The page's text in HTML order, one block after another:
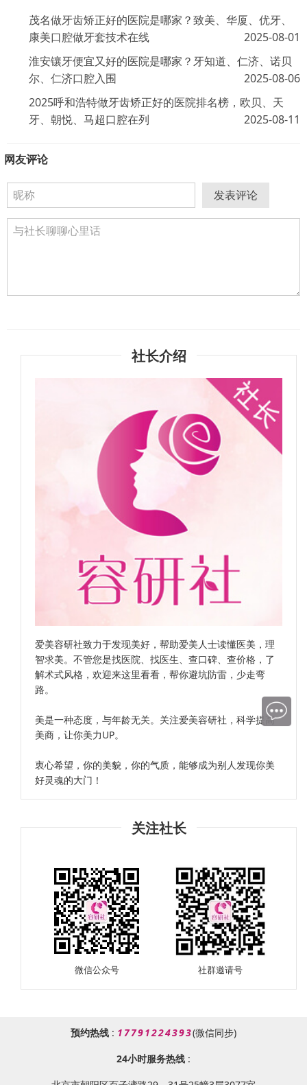
茂名做牙齿矫正好的医院是哪家？致美、华厦、优牙、
康美口腔做牙套技术在线
2025-08-01
淮安镶牙便宜又好的医院是哪家？牙知道、仁济、诺贝
尔、仁济口腔入围
2025-08-06
2025呼和浩特做牙齿矫正好的医院排名榜，欧贝、天
牙、朝悦、马超口腔在列
2025-08-11
网友评论
发表评论
社长介绍
爱美容研社致力于发现美好，帮助爱美人士读懂医美，理
智求美。不管您是找医院、找医生、查口碑、查价格，了
解术式风格，欢迎来这里看看，帮你避坑防雷，少走弯
路。
美是一种态度，与年龄无关。关注爱美容研社，科学提高
美商，让你美力UP。
衷心希望，你的美貌，你的气质，能够成为别人发现你美
好灵魂的大门！
关注社长
微信公众号 社群邀请号
预约热线 : 17791224393(微信同步)
24小时服务热线 :